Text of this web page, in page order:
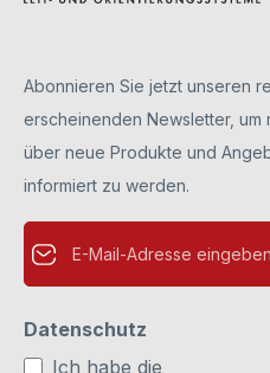
Abonnieren Sie jetzt unseren
erscheinenden Newsletter, um
über neue Produkte und
informiert zu werden.
E-Mail-Adresse*
Datenschutz
Ich habe die